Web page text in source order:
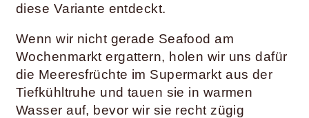
diese Variante entdeckt.
Wenn wir nicht gerade Seafood am
Wochenmarkt ergattern, holen wir uns dafür
die Meeresfrüchte im Supermarkt aus der
Tiefkühltruhe und tauen sie in warmen
Wasser auf, bevor wir sie recht zügig